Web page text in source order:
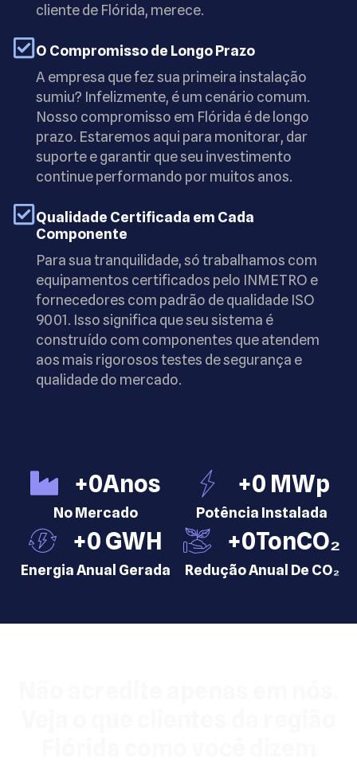
cliente de Flórida, merece.
O Compromisso de Longo Prazo
A empresa que fez sua primeira instalação
sumiu? Infelizmente, é um cenário comum.
Nosso compromisso em Flórida é de longo
prazo. Estaremos aqui para monitorar, dar
suporte e garantir que seu investimento
continue performando por muitos anos.
Qualidade Certificada em Cada
Componente
Para sua tranquilidade, só trabalhamos com
equipamentos certificados pelo INMETRO e
fornecedores com padrão de qualidade ISO
9001. Isso significa que seu sistema é
construído com componentes que atendem
aos mais rigorosos testes de segurança e
qualidade do mercado.
+0Anos
No Mercado
+0 MWp
Potência Instalada
+0 GWH
Energia Anual Gerada
+0TonCO₂
Redução Anual De CO₂